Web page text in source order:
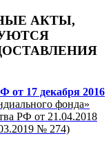
АКТЫ,
от 17 декабря 2016
фонда»
РФ от 21.04.2018
№ 274)